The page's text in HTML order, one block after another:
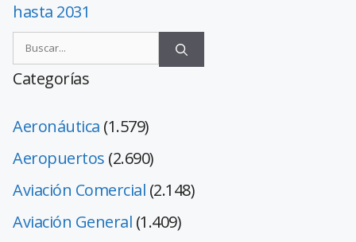
hasta 2031
Categorías
Aeronáutica (1.579)
Aeropuertos (2.690)
Aviación Comercial (2.148)
Aviación General (1.409)